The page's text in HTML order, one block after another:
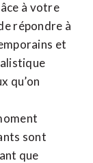
à votre
répondre à
et
qu’on
sont
que